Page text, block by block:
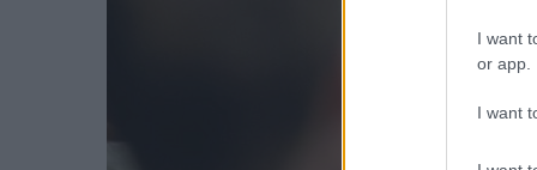
I want
or app.
I want